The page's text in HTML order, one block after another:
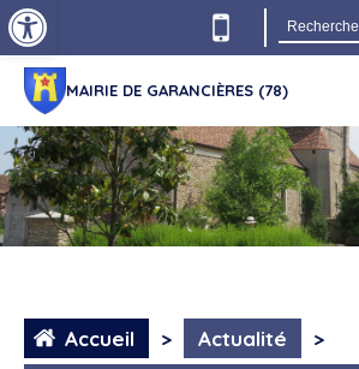
Rechercher :
MAIRIE DE GARANCIÈRES (78)
Accueil > Actualité
>